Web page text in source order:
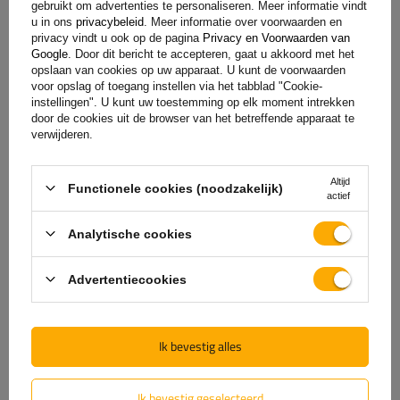
Voeg je eigen productfoto toe:
Uw naam
Uw email
Feedback verzenden
gebruikt om advertenties te personaliseren. Meer informatie vindt
u in ons privacybeleid . Meer informatie over voorwaarden en
privacy vindt u ook op de pagina Privacy en Voorwaarden van
Google . Door dit bericht te accepteren, gaat u akkoord met het
opslaan van cookies op uw apparaat. U kunt de voorwaarden
voor opslag of toegang instellen via het tabblad "Cookie-
instellingen". U kunt uw toestemming op elk moment intrekken
door de cookies uit de browser van het betreffende apparaat te
verwijderen.
Functionele cookies (noodzakelijk)
Altijd
actief
Analytische cookies
Advertentiecookies
Ik bevestig alles